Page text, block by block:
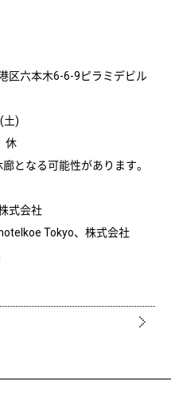
区六本木6-6-9ピラミデビル
土)
休
となる可能性があります。
式会社
Tokyo、株式会社